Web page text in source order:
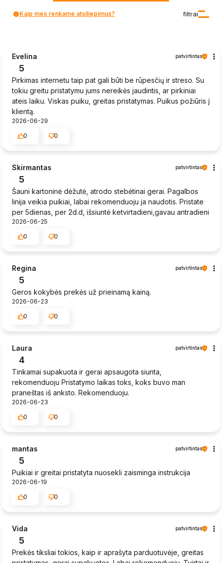
filtrai
Kaip mes renkame atsiliepimus?
Evelina patvirtintas
5
Pirkimas internetu taip pat gali būti be rūpesčių ir streso. Su
tokiu greitu pristatymu jums nereikės jaudintis, ar pirkiniai
ateis laiku. Viskas puiku, greitas pristatymas. Puikus požiūris į
klientą.
2026-06-29
0
0
Skirmantas patvirtintas
5
Šauni kartoninė dėžutė, atrodo stebėtinai gerai. Pagalbos
linija veikia puikiai, labai rekomenduoju ja naudotis. Pristate
per 5dienas, per 2d.d, išsiuntė ketvirtadieni,gavau antradieni
2026-06-25
0
0
Regina patvirtintas
5
Geros kokybės prekės už prieinamą kainą.
2026-06-23
0
0
Laura patvirtintas
4
Tinkamai supakuota ir gerai apsaugota siunta,
rekomenduoju Pristatymo laikas toks, koks buvo man
praneštas iš anksto. Rekomenduoju.
2026-06-23
0
0
mantas patvirtintas
5
Puikiai ir greitai pristatyta nuosekli zaisminga instrukcija
2026-06-19
0
0
Vida patvirtintas
5
Prekės tiksliai tokios, kaip ir aprašyta parduotuvėje, greitas